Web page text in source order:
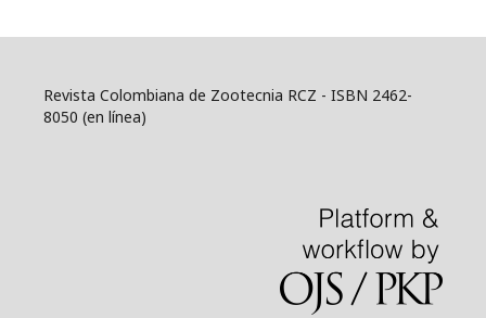
Revista Colombiana de Zootecnia RCZ - ISBN 2462-
8050 (en línea)